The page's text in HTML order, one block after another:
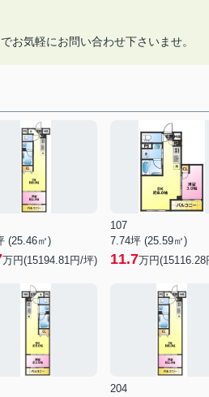
お気軽にお問い合わせ下さいませ。
(25.46㎡)
万円(15194.81円/坪)
107
7.74坪 (25.59㎡)
11.7万円(15116.28
204